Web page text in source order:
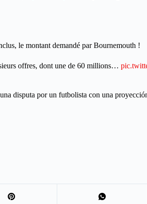
le montant demandé par Bournemouth !
offres, dont une de 60 millions…
disputa por un futbolista con una